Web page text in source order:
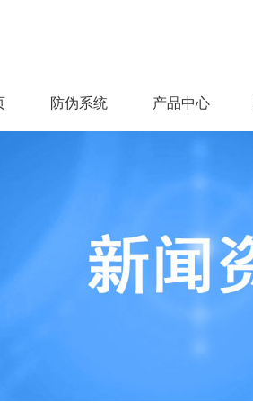
防伪系统 产品中心